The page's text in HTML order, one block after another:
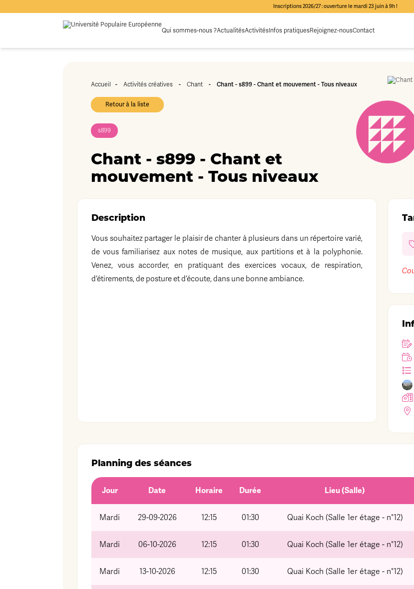
Inscriptions 2026/27 : ouverture le mardi 23 juin à 9h !
Qui sommes-nous ?ActualitésActivitésInfos pratiquesRejoignez-nousContact
Accueil - Activités créatives - Chant - Chant - s899 - Chant et mouvement - Tous niveaux
Retour à la liste
s899
Chant - s899 - Chant et
mouvement - Tous niveaux
Description
Vous souhaitez partager le plaisir de chanter à plusieurs dans un répertoire varié,
de vous familiarisez aux notes de musique, aux partitions et à la polyphonie.
Venez, vous accorder, en pratiquant des exercices vocaux, de respiration,
d’étirements, de posture et d’écoute, dans une bonne ambiance.
Planning des séances
Jour Date Horaire Durée Lieu (Salle)
Mardi 29-09-2026 12:15 01:30 Quai Koch (Salle 1er étage - n°12)
Mardi 06-10-2026 12:15 01:30 Quai Koch (Salle 1er étage - n°12)
Mardi 13-10-2026 12:15 01:30 Quai Koch (Salle 1er étage - n°12)